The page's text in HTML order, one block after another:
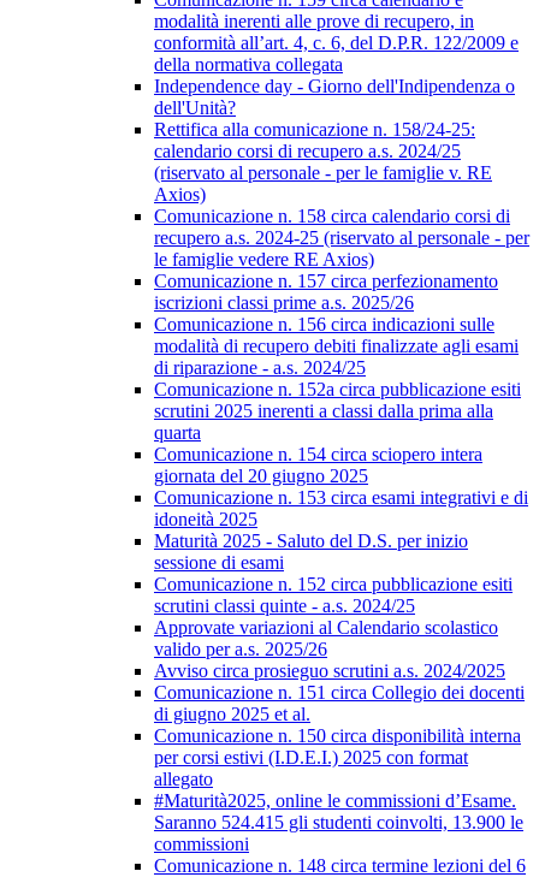
modalità inerenti alle prove di recupero, in
conformità all’art. 4, c. 6, del D.P.R. 122/2009 e
della normativa collegata
Independence day - Giorno dell'Indipendenza o
dell'Unità?
Rettifica alla comunicazione n. 158/24-25:
calendario corsi di recupero a.s. 2024/25
(riservato al personale - per le famiglie v. RE
Axios)
Comunicazione n. 158 circa calendario corsi di
recupero a.s. 2024-25 (riservato al personale - per
le famiglie vedere RE Axios)
Comunicazione n. 157 circa perfezionamento
iscrizioni classi prime a.s. 2025/26
Comunicazione n. 156 circa indicazioni sulle
modalità di recupero debiti finalizzate agli esami
di riparazione - a.s. 2024/25
Comunicazione n. 152a circa pubblicazione esiti
scrutini 2025 inerenti a classi dalla prima alla
quarta
Comunicazione n. 154 circa sciopero intera
giornata del 20 giugno 2025
Comunicazione n. 153 circa esami integrativi e di
idoneità 2025
Maturità 2025 - Saluto del D.S. per inizio
sessione di esami
Comunicazione n. 152 circa pubblicazione esiti
scrutini classi quinte - a.s. 2024/25
Approvate variazioni al Calendario scolastico
valido per a.s. 2025/26
Avviso circa prosieguo scrutini a.s. 2024/2025
Comunicazione n. 151 circa Collegio dei docenti
di giugno 2025 et al.
Comunicazione n. 150 circa disponibilità interna
per corsi estivi (I.D.E.I.) 2025 con format
allegato
#Maturità2025, online le commissioni d’Esame.
Saranno 524.415 gli studenti coinvolti, 13.900 le
commissioni
Comunicazione n. 148 circa termine lezioni del 6